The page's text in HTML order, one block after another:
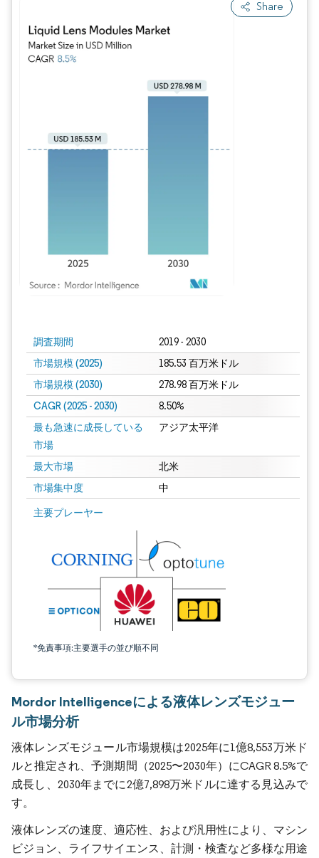
Share
調査期間 2019 - 2030
市場規模 (2025) 185.53 百万米ドル
市場規模 (2030) 278.98 百万米ドル
CAGR (2025 - 2030) 8.50%
最も急速に成長している
市場
アジア太平洋
最大市場 北米
市場集中度 中
主要プレーヤー
*免責事項:主要選手の並び順不同
Mordor Intelligenceによる液体レンズモジュー
ル市場分析
液体レンズモジュール市場規模は2025年に1億8,553万米ド
ルと推定され、予測期間（2025〜2030年）にCAGR 8.5%で
成長し、2030年までに2億7,898万米ドルに達する見込みで
す。
液体レンズの速度、適応性、および汎用性により、マシン
ビジョン、ライフサイエンス、計測・検査など多様な用途